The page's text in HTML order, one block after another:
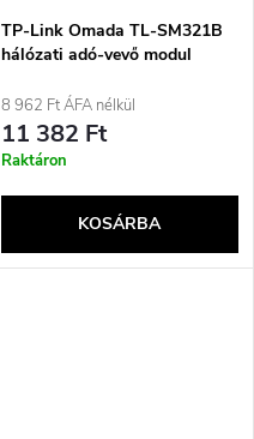
TP-Link Omada TL-SM321B
hálózati adó-vevő modul
8 962 Ft ÁFA nélkül
11 382 Ft
Raktáron
KOSÁRBA